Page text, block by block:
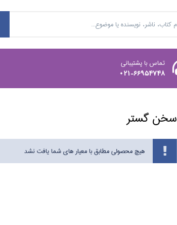
تماس با پشتیبانی
021-66954748
سخن گستر
هیچ محصولی مطابق با معیار های شما یافت نشد